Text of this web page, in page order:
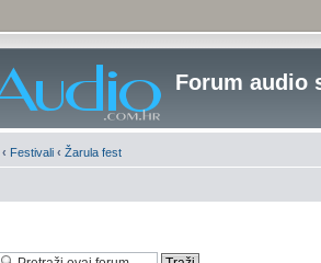
Forum audio
‹ Festivali ‹ Žarula fest